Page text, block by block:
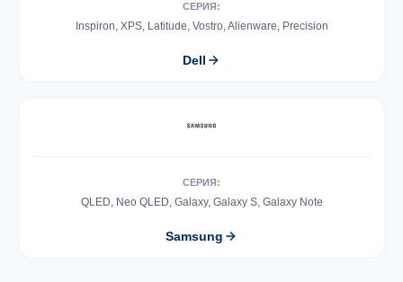
СЕРИЯ:
Inspiron, XPS, Latitude, Vostro, Alienware, Precision
Dell
СЕРИЯ:
QLED, Neo QLED, Galaxy, Galaxy S, Galaxy Note
Samsung